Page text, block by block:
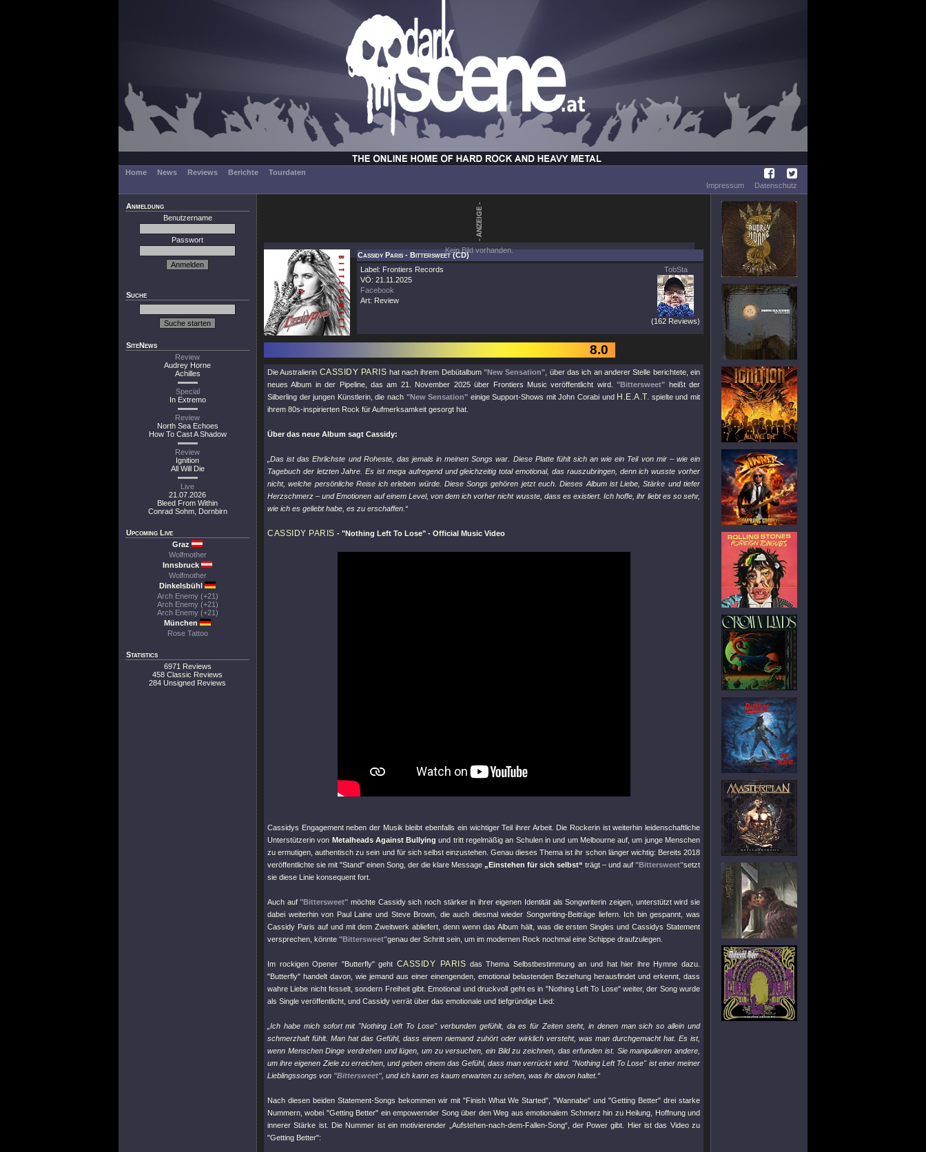
Home News Reviews Berichte
Tourdaten
Impressum
Datenschutz
Anmeldung
Benutzername
Passwort
Suche
SiteNews
Review
Audrey Horne
Achilles
Special
In Extremo
Review
North Sea Echoes
How To Cast A Shadow
Review
Ignition
All Will Die
Live
21.07.2026
Bleed From Within
Conrad Sohm, Dornbirn
Upcoming Live
Graz
Wolfmother
Innsbruck
Wolfmother
Dinkelsbühl
Arch Enemy (+21)
Arch Enemy (+21)
Arch Enemy (+21)
München
Rose Tattoo
Statistics
6971 Reviews
458 Classic Reviews
284 Unsigned Reviews
Kein Bild vorhanden.
Cassidy Paris - Bittersweet (CD)
Label: Frontiers Records
VÖ: 21.11.2025
Facebook
Art: Review
TobSta
(162 Reviews)
8.0
Die Australierin CASSIDY PARIS hat nach ihrem Debütalbum"New Sensation" , über das ich an anderer Stelle berichtete, ein
neues Album in der Pipeline, das am 21. November 2025 über Frontiers Music veröffentlicht wird."Bittersweet" heißt der
Silberling der jungen Künstlerin, die nach "New Sensation" einige Support-Shows mit John Corabi und H.E.A.T. spielte und mit
ihrem 80s-inspirierten Rock für Aufmerksamkeit gesorgt hat.
Über das neue Album sagt Cassidy:
„Das ist das Ehrlichste und Roheste, das jemals in meinen Songs war. Diese Platte fühlt sich an wie ein Teil von mir – wie ein
Tagebuch der letzten Jahre. Es ist mega aufregend und gleichzeitig total emotional, das rauszubringen, denn ich wusste vorher
nicht, welche persönliche Reise ich erleben würde. Diese Songs gehören jetzt euch. Dieses Album ist Liebe, Stärke und tiefer
Herzschmerz – und Emotionen auf einem Level, von dem ich vorher nicht wusste, dass es existiert. Ich hoffe, ihr liebt es so sehr,
wie ich es geliebt habe, es zu erschaffen.“
CASSIDY PARIS - "Nothing Left To Lose"- Official Music Video
Cassidys Engagement neben der Musik bleibt ebenfalls ein wichtiger Teil ihrer Arbeit. Die Rockerin ist weiterhin leidenschaftliche
Unterstützerin von Metalheads Against Bullying und tritt regelmäßig an Schulen in und um Melbourne auf, um junge Menschen
zu ermutigen, authentisch zu sein und für sich selbst einzustehen. Genau dieses Thema ist ihr schon länger wichtig: Bereits 2018
veröffentlichte sie mit "Stand" einen Song, der die klare Message „Einstehen für sich selbst“ trägt – und auf "Bittersweet"setzt
sie diese Linie konsequent fort.
Auch auf"Bittersweet" möchte Cassidy sich noch stärker in ihrer eigenen Identität als Songwriterin zeigen, unterstützt wird sie
dabei weiterhin von Paul Laine und Steve Brown, die auch diesmal wieder Songwriting-Beiträge liefern. Ich bin gespannt, was
Cassidy Paris auf und mit dem Zweitwerk abliefert, denn wenn das Album hält, was die ersten Singles und Cassidys Statement
versprechen, könnte "Bittersweet"genau der Schritt sein, um im modernen Rock nochmal eine Schippe draufzulegen.
Im rockigen Opener "Butterfly"geht CASSIDY PARIS das Thema Selbstbestimmung an und hat hier ihre Hymne dazu.
"Butterfly" handelt davon, wie jemand aus einer einengenden, emotional belastenden Beziehung herausfindet und erkennt, dass
wahre Liebe nicht fesselt, sondern Freiheit gibt. Emotional und druckvoll geht es in "Nothing Left To Lose"weiter, der Song wurde
als Single veröffentlicht, und Cassidy verrät über das emotionale und tiefgründige Lied:
„Ich habe mich sofort mit "Nothing Left To Lose"verbunden gefühlt, da es für Zeiten steht, in denen man sich so allein und
schmerzhaft fühlt. Man hat das Gefühl, dass einem niemand zuhört oder wirklich versteht, was man durchgemacht hat. Es ist,
wenn Menschen Dinge verdrehen und lügen, um zu versuchen, ein Bild zu zeichnen, das erfunden ist. Sie manipulieren andere,
um ihre eigenen Ziele zu erreichen, und geben einem das Gefühl, dass man verrückt wird. "Nothing Left To Lose"ist einer meiner
Lieblingssongs von "Bittersweet" , und ich kann es kaum erwarten zu sehen, was ihr davon haltet.“
Nach diesen beiden Statement-Songs bekommen wir mit "Finish What We Started" ,"Wannabe" und"Getting Better" drei starke
Nummern, wobei "Getting Better" ein empowernder Song über den Weg aus emotionalem Schmerz hin zu Heilung, Hoffnung und
innerer Stärke ist. Die Nummer ist ein motivierender „Aufstehen-nach-dem-Fallen-Song“, der Power gibt. Hier ist das Video zu
"Getting Better":